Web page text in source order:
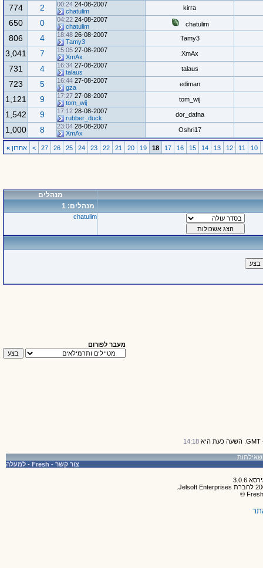
kirra
24-08-2007
00:24
chatulim
2
774
chatulim
24-08-2007
04:22
chatulim
0
650
Tamy3
26-08-2007
18:48
Tamy3
4
806
XmAx
27-08-2007
15:05
XmAx
7
3,041
talaus
27-08-2007
16:34
talaus
4
731
ediman
27-08-2007
16:44
gza
5
723
tom_wij
27-08-2007
17:27
tom_wij
9
1,121
dor_dafna
28-08-2007
17:12
rubber_duck
9
1,542
Oshri17
28-08-2007
23:04
XmAx
8
1,000
10
11
12
13
14
15
16
17
18
19
20
21
22
23
24
25
26
27
> אחרון »
מנהלים
מנהלים: 1
chatulim
מעבר לפורום
14:18
צור קשר -
Fresh
- למעלה